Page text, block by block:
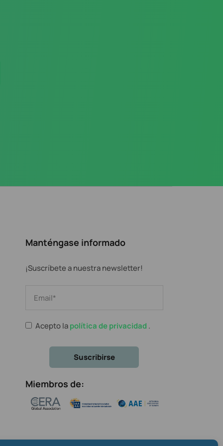
Manténgase informado
¡Suscríbete a nuestra newsletter!
Acepto lapolítica de privacidad .
Miembros de: